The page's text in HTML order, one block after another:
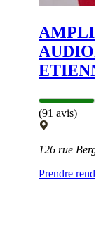
(91 avis)
126 rue
Prendre